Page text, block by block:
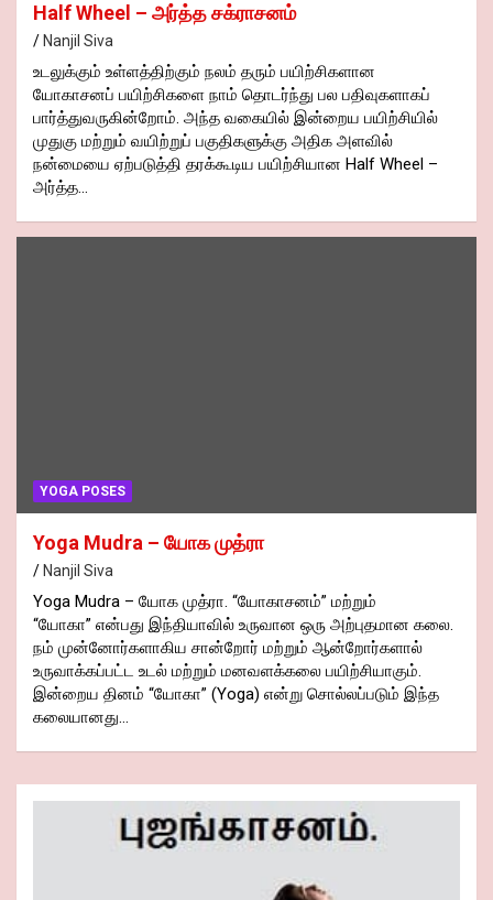
Half Wheel – அர்த்த சக்ராசனம்
Nanjil Siva
உடலுக்கும் உள்ளத்திற்கும் நலம் தரும் பயிற்சிகளான
யோகாசனப் பயிற்சிகளை நாம் தொடர்ந்து பல பதிவுகளாகப்
பார்த்துவருகின்றோம். அந்த வகையில் இன்றைய பயிற்சியில்
முதுகு மற்றும் வயிற்றுப் பகுதிகளுக்கு அதிக அளவில்
நன்மையை ஏற்படுத்தி தரக்கூடிய பயிற்சியான Half Wheel –
அர்த்த…
YOGA POSES
Yoga Mudra – யோக முத்ரா
Nanjil Siva
Yoga Mudra – யோக முத்ரா. “யோகாசனம்” மற்றும்
“யோகா” என்பது இந்தியாவில் உருவான ஒரு அற்புதமான கலை.
நம் முன்னோர்களாகிய சான்றோர் மற்றும் ஆன்றோர்களால்
உருவாக்கப்பட்ட உடல் மற்றும் மனவளக்கலை பயிற்சியாகும்.
இன்றைய தினம் “யோகா” (Yoga) என்று சொல்லப்படும் இந்த
கலையானது…